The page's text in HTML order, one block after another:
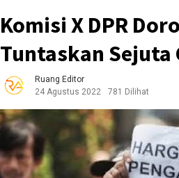
Komisi X DPR
Tuntaskan Sejuta
Ruang Editor
24 Agustus 2022
781 Dilihat